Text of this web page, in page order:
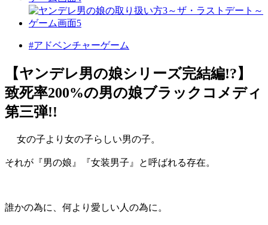
#アドベンチャーゲーム
【ヤンデレ男の娘シリーズ完結編!?】
致死率200%の男の娘ブラックコメディ
第三弾!!
女の子より女の子らしい男の子。
それが『男の娘』『女装男子』と呼ばれる存在。
誰かの為に、何より愛しい人の為に。